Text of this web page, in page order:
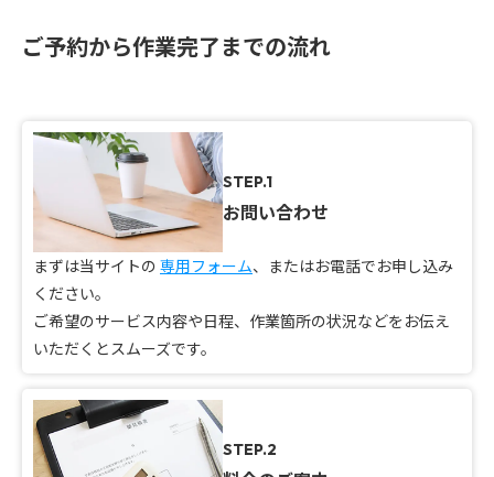
ご予約から作業完了までの流れ
STEP.1
お問い合わせ
まずは当サイトの 専用フォーム、またはお電話でお申し込み
ください。
ご希望のサービス内容や日程、作業箇所の状況などをお伝え
いただくとスムーズです。
STEP.2